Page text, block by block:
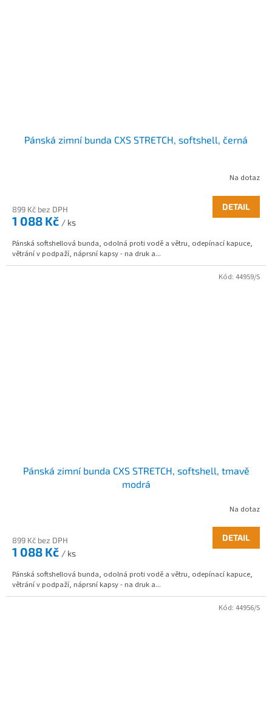
Pánská zimní bunda CXS STRETCH, softshell, černá
Na dotaz
899 Kč bez DPH
1 088 Kč / ks
DETAIL
Pánská softshellová bunda, odolná proti vodě a větru, odepínací kapuce,
větrání v podpaží, náprsní kapsy - na druk a...
Pánská zimní bunda CXS STRETCH, softshell, tmavě
modrá
Na dotaz
899 Kč bez DPH
1 088 Kč / ks
DETAIL
Pánská softshellová bunda, odolná proti vodě a větru, odepínací kapuce,
větrání v podpaží, náprsní kapsy - na druk a...
Kód: 44959/S
Kód: 44956/S